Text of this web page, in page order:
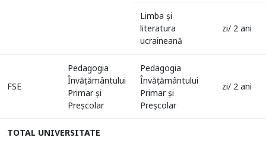
Limba şi
literatura
ucraineană
zi/ 2 ani
FSE
Pedagogia
Învăţământului
Primar şi
Preşcolar
Pedagogia
Învăţământului
Primar şi
Preşcolar
zi/ 2 ani
TOTAL UNIVERSITATE
Universitate acreditată